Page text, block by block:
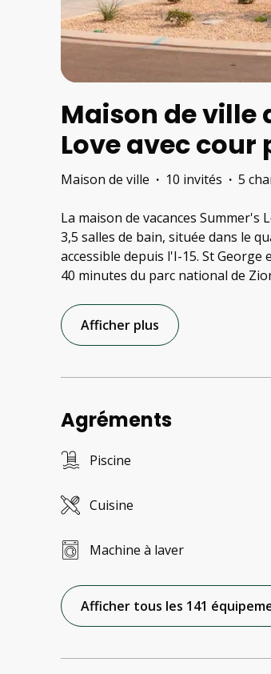
Maison de ville
Love avec cour
Maison de ville · 10 invités · 5
La maison de vacances Summer's
3,5 salles de bain, située dans le
accessible depuis l'I-15. St
40 minutes du parc national de
Afficher plus
Agréments
Piscine
Cuisine
Machine à laver
Afficher tous les 141